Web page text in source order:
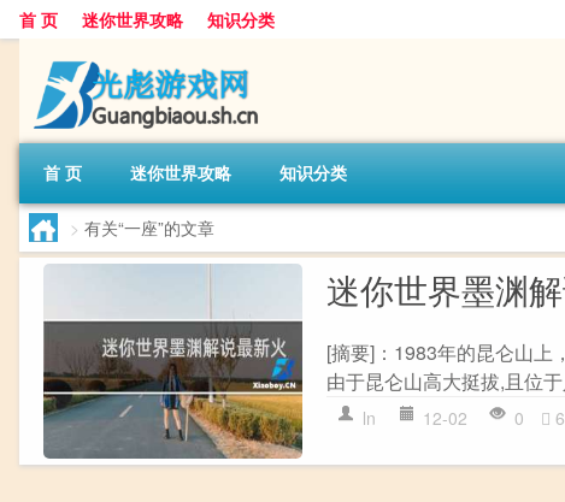
首 页 迷你世界攻略 知识分类
首 页 迷你世界攻略 知识分类
> 有关“一座”的文章
迷你世界墨渊
[摘要]：1983年的昆仑山上
由于昆仑山高大挺拔,且位
ln 12-02 0